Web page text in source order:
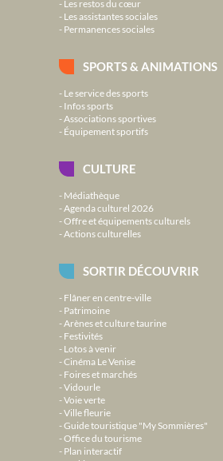
Les restos du cœur
Les assistantes sociales
Permanences sociales
SPORTS & ANIMATIONS
Le service des sports
Infos sports
Associations sportives
Équipement sportifs
CULTURE
Médiathèque
Agenda culturel 2026
Offre et équipements culturels
Actions culturelles
SORTIR DÉCOUVRIR
Flâner en centre-ville
Patrimoine
Arènes et culture taurine
Festivités
Lotos à venir
Cinéma Le Venise
Foires et marchés
Vidourle
Voie verte
Ville fleurie
Guide touristique "My Sommières"
Office du tourisme
Plan interactif